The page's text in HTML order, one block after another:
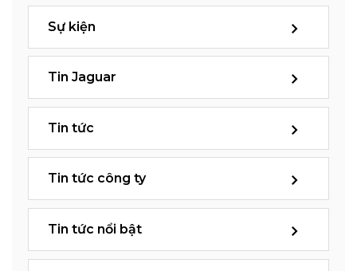
Sự kiện
Tin Jaguar
Tin tức
Tin tức công ty
Tin tức nổi bật